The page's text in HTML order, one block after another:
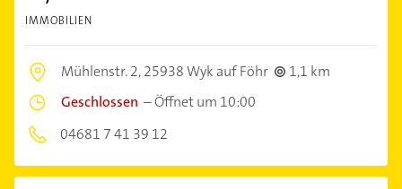
IMMOBILIEN
Mühlenstr. 2,25938 Wyk auf Föhr
1,1 km
Geschlossen –Öffnet um 10:00
04681 7 41 39 12